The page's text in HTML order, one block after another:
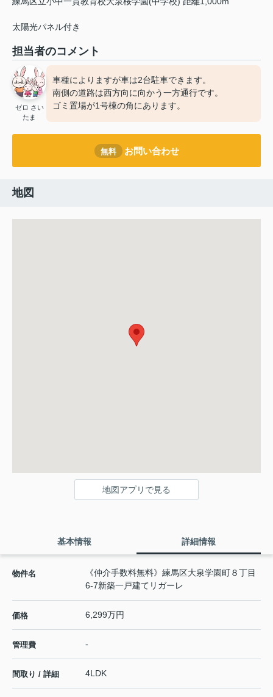
太陽光パネル付き
担当者のコメント
ゼロ さい
たま
車種によりますが車は2台駐車できます。
南側の道路は西方向に向かう一方通行です。
ゴミ置場が1号棟の角にあります。
無料 お問い合わせ
地図
地図アプリで見る
基本情報 詳細情報
物件名
《仲介手数料無料》練馬区大泉学園町８丁目
6-7新築一戸建てリガーレ
価格 6,299万円
管理費 -
間取り / 詳細 4LDK